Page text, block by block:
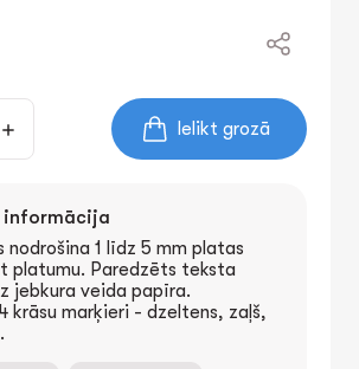
Ielikt grozā
informācija
nodrošina 1 līdz 5 mm platas
platumu. Paredzēts teksta
jebkura veida papīra.
krāsu marķieri - dzeltens, zaļš,